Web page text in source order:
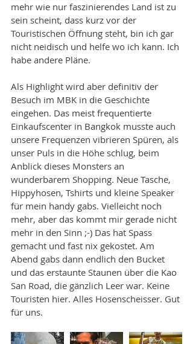
mehr wie nur faszinierendes Land ist zu
sein scheint, dass kurz vor der
Touristischen Öffnung steht, bin ich gar
nicht neidisch und helfe wo ich kann. Ich
habe andere Pläne.
Als Highlight wird aber definitiv der
Besuch im MBK in die Geschichte
eingehen. Das meist frequentierte
Einkaufscenter in Bangkok musste auch
unsere Frequenzen vibrieren Spüren, als
unser Puls in die Höhe schlug, beim
Anblick dieses Monsters an
wunderbarem Shopping. Neue Tasche,
Hippyhosen, Tshirts und kleine Speaker
für mein handy gabs. Vielleicht noch
mehr, aber das kommt mir gerade nicht
mehr in den Sinn ;-) Das hat Spass
gemacht und fast nix gekostet. Am
Abend gabs dann endlich den Bucket
und das erstaunte Staunen über die Kao
San Road, die gänzlich Leer war. Keine
Touristen hier. Alles Hosenscheisser. Gut
für uns.